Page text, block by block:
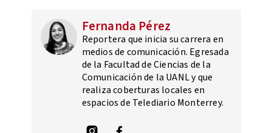
Fernanda Pérez
Reportera que inicia su carrera en
medios de comunicación. Egresada
de la Facultad de Ciencias de la
Comunicación de la UANL y que
realiza coberturas locales en
espacios de Telediario Monterrey.